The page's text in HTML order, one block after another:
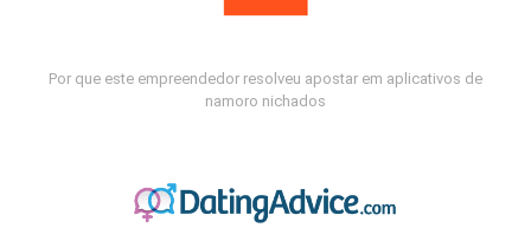
Por que este empreendedor resolveu apostar em aplicativos de
namoro nichados